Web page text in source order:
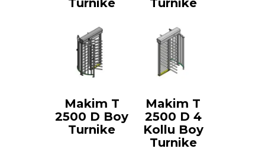
Turnike Turnike
Makim T
2500 D Boy
Turnike
Makim T
2500 D 4
Kollu Boy
Turnike